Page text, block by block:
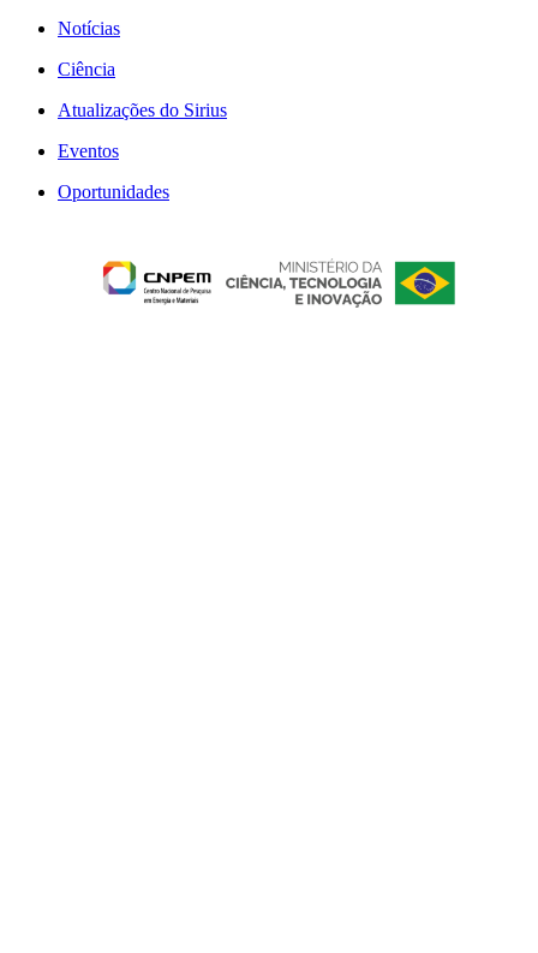
Notícias
Ciência
Atualizações do Sirius
Eventos
Oportunidades